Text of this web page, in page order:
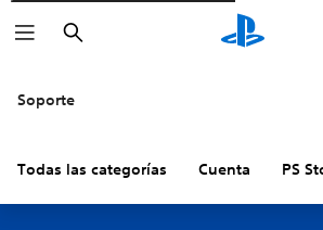
Buscar
Soporte
Todas las categorías Cuenta PS